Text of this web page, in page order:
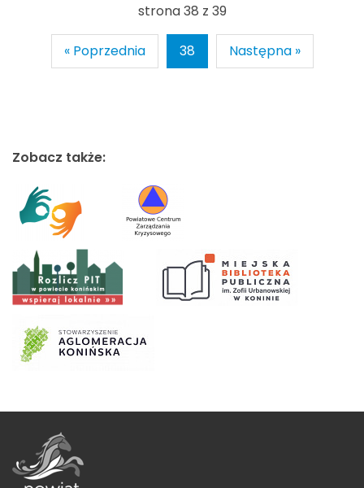
strona 38 z 39
« Poprzednia 38 Następna »
Zobacz także: